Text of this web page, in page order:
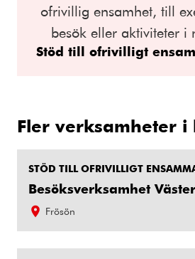
ofrivillig ensamhet, till
besök eller aktiviteter i
Stöd till ofrivilligt
Fler verksamheter i
STÖD TILL OFRIVILLIGT
Besöksverksamhet
Frösön